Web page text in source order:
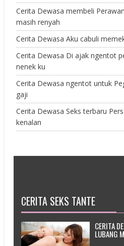
Cerita Dewasa membeli
masih renyah
Cerita Dewasa Aku cabuli
Cerita Dewasa Di ajak ngentot
nenek ku
Cerita Dewasa ngentot untuk
gaji
Cerita Dewasa Seks terbaru
kenalan
CERITA SEKS TANTE
CERITA
LUBANG